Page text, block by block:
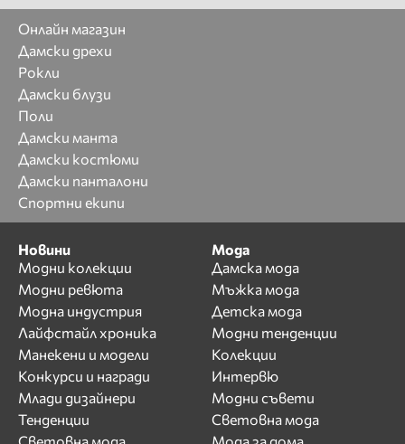
Онлайн магазин
Дамски дрехи
Рокли
Дамски блузи
Поли
Дамски манта
Дамски костюми
Дамски панталони
Спортни екипи
Новини
Модни колекции
Модни ревюта
Модна индустрия
Лайфстайл хроника
Манекени и модели
Конкурси и награди
Млади дизайнери
Тенденции
Мода
Дамска мода
Мъжка мода
Детска мода
Модни тенденции
Колекции
Интервю
Модни съвети
Световна мода